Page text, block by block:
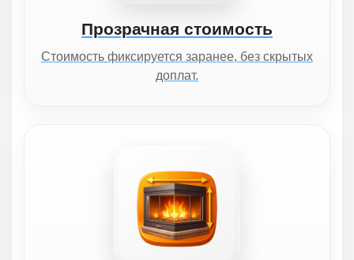
Прозрачная стоимость
Стоимость фиксируется заранее, без скрытых
доплат.